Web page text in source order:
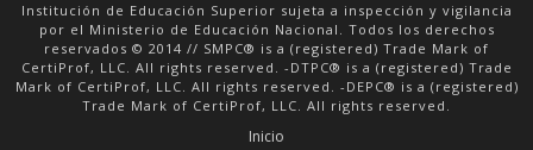
Institución de Educación Superior sujeta a inspección y vigilancia
por el Ministerio de Educación Nacional. Todos los derechos
reservados © 2014 // SMPC® is a (registered) Trade Mark of
CertiProf, LLC. All rights reserved. -DTPC® is a (registered) Trade
Mark of CertiProf, LLC. All rights reserved. -DEPC® is a (registered)
Trade Mark of CertiProf, LLC. All rights reserved.
Inicio